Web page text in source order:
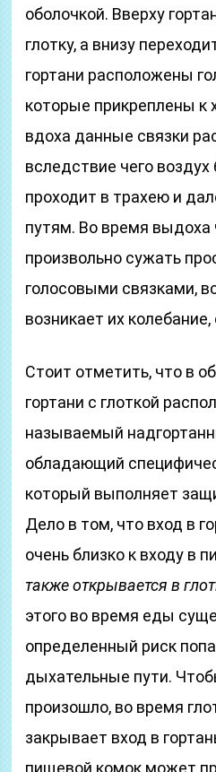
оболочкой. Вверху
глотку, а внизу
гортани расположены
которые прикреплены к
вдоха данные связки
вследствие чего
проходит в трахею и
путям. Во время выдоха
произвольно сужать
голосовыми связками,
возникает их
Стоит отметить, что в
гортани с глоткой
называемый
обладающий
который выполняет
Дело в том, что вход в
очень близко к входу в
также открывается в
этого во время еды
определенный риск
дыхательные пути.
произошло, во время
закрывает вход в
пищевой комок может